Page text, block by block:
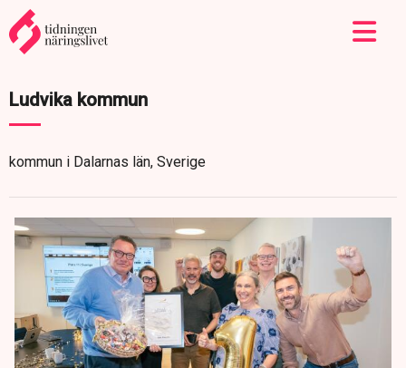
Ludvika kommun
kommun i Dalarnas län, Sverige